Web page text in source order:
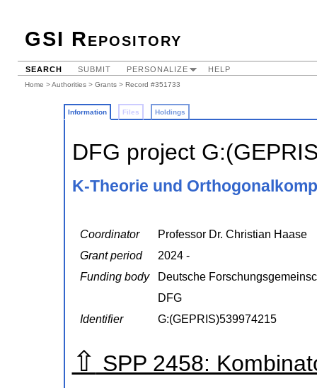
GSI Repository
SEARCH SUBMIT PERSONALIZE HELP
Home >Authorities > Grants > Record #351733
Information Files Holdings
DFG project
K-Theorie und
Coordinator
Professor Dr. Christian Haase
Grant period
2024 -
Funding body
Deutsche
DFG
Identifier
G:(GEPRIS)539974215
⇧ SPP 2458: